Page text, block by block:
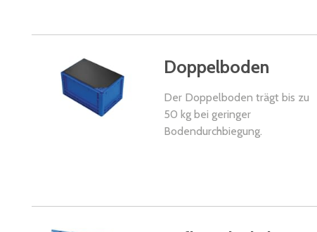
Doppelboden
Der Doppelboden trägt bis zu
50 kg bei geringer
Bodendurchbiegung.